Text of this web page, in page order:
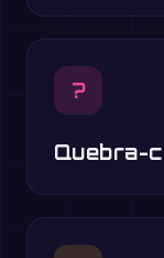
?
Quebra-